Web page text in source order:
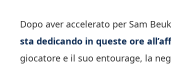
Dopo aver accelerato per Sam
sta dedicando in queste ore
giocatore e il suo entourage, la